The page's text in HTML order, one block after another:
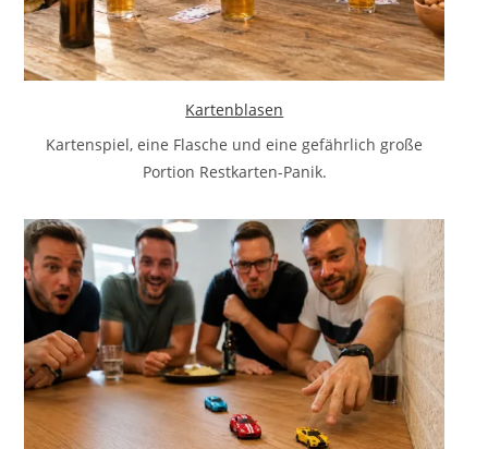
Kartenblasen
Kartenspiel, eine Flasche und eine gefährlich große
Portion Restkarten-Panik.